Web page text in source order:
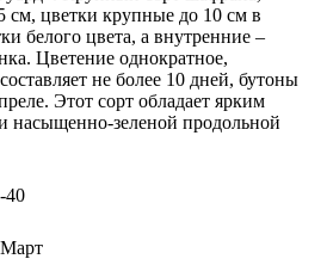
см, цветки крупные до 10 см в
белого цвета, а внутренние –
Цветение однократное,
не более 10 дней, бутоны
Этот сорт обладает ярким
зеленой продольной
-40
Март